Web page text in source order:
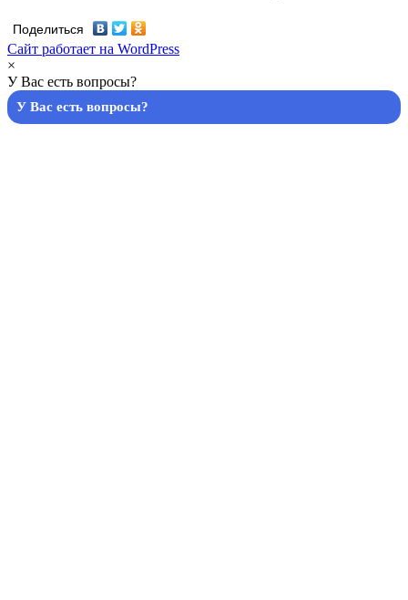
Поделиться
Сайт работает на WordPress
×
У Вас есть вопросы?
У Вас есть вопросы?